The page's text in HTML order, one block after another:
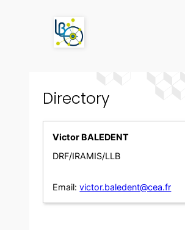
Directory
Victor BALEDENT
DRF/IRAMIS/LLB
Email: victor.baledent@cea.fr